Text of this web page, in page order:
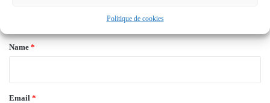
Politique de cookies
*
Name *
Email *